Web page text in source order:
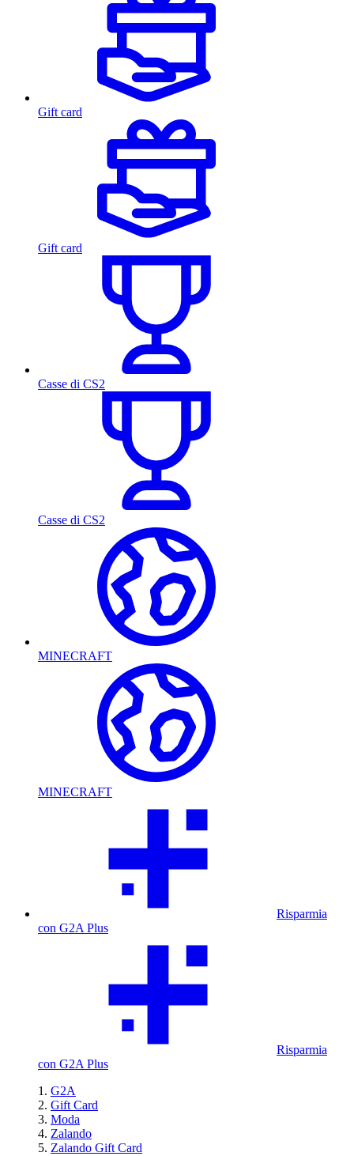
Gift card
Gift card
Casse di CS2
Casse di CS2
MINECRAFT
MINECRAFT
Risparmia
con G2A Plus
Risparmia
con G2A Plus
G2A
Gift Card
Moda
Zalando
Zalando Gift Card